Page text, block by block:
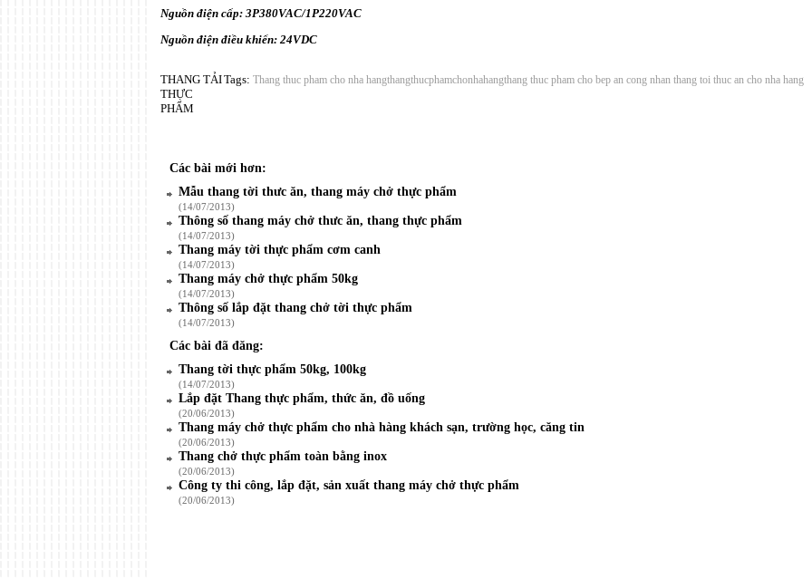
Nguồn điện cấp: 3P380VAC/1P220VAC
Nguồn điện điều khiển: 24VDC
Tags: Thang thuc pham cho nha hangthangthucphamchonhahangthang thuc pham cho bep an cong nhan thang toi thuc an cho nha hang
THANG TẢI
THỰC
PHẨM
Các bài mới hơn:
Mẫu thang tời thưc ăn, thang máy chở thực phẩm
(14/07/2013)
Thông số thang máy chở thưc ăn, thang thực phẩm
(14/07/2013)
Thang máy tời thực phẩm cơm canh
(14/07/2013)
Thang máy chở thực phẩm 50kg
(14/07/2013)
Thông số lắp đặt thang chở tời thực phẩm
(14/07/2013)
Các bài đã đăng:
Thang tời thực phẩm 50kg, 100kg
(14/07/2013)
Lắp đặt Thang thực phẩm, thức ăn, đồ uống
(20/06/2013)
Thang máy chở thực phẩm cho nhà hàng khách sạn, trường học, căng tin
(20/06/2013)
Thang chở thực phẩm toàn bằng inox
(20/06/2013)
Công ty thi công, lắp đặt, sản xuất thang máy chở thực phẩm
(20/06/2013)